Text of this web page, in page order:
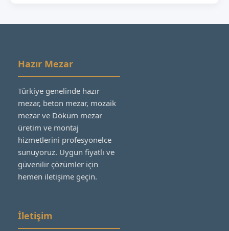
Hazır Mezar
Türkiye genelinde hazır
mezar, beton mezar, mozaik
mezar ve Döküm mezar
üretim ve montaj
hizmetlerini profesyonelce
sunuyoruz. Uygun fiyatlı ve
güvenilir çözümler için
hemen iletişime geçin.
İletişim